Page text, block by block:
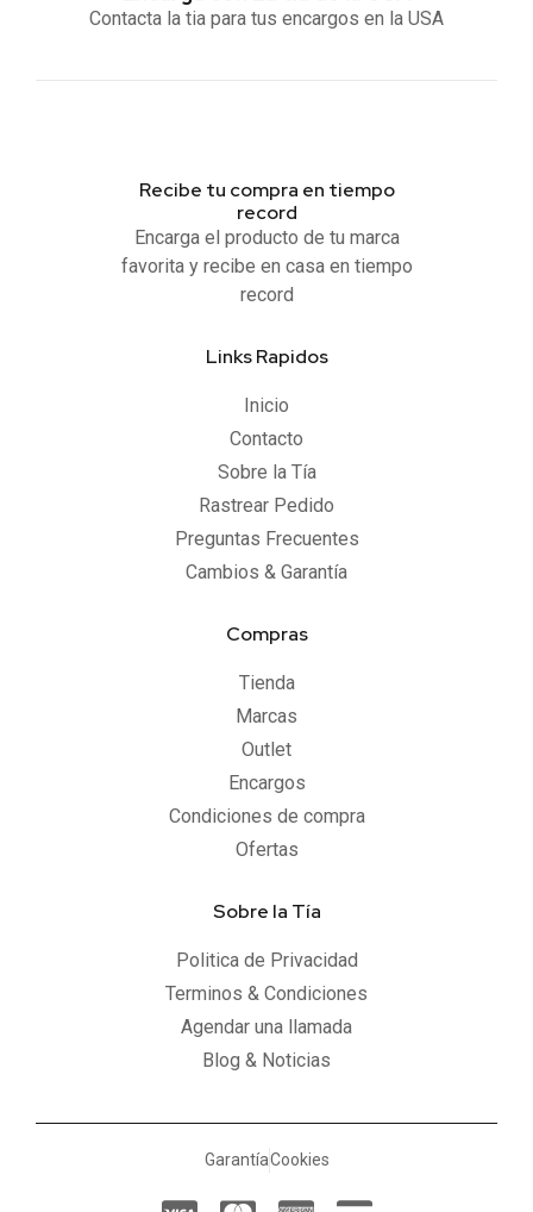
Contacta la tia para tus encargos en la USA
Recibe tu compra en tiempo
record
Encarga el producto de tu marca
favorita y recibe en casa en tiempo
record
Links Rapidos
Inicio
Contacto
Sobre la Tía
Rastrear Pedido
Preguntas Frecuentes
Cambios & Garantía
Compras
Tienda
Marcas
Outlet
Encargos
Condiciones de compra
Ofertas
Sobre la Tía
Politica de Privacidad
Terminos & Condiciones
Agendar una llamada
Blog & Noticias
GarantíaCookies